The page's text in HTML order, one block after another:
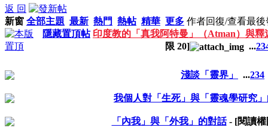
返 回
新窗 全部主題 最新 熱門 熱帖 精華 更多 作者回復/查看最後
隱藏置頂帖 印度教的「真我阿特曼」（Atman）與
限 20] ...23
淺談「靈界」 ...234
我個人對「生死」與「靈魂學研究
「內我」與「外我」的對話- [閱讀